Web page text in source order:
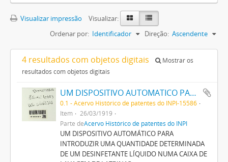
Visualizar impressão
Visualizar:
Ordenar por: Identificador Direção: Ascendente
4 resultados com objetos digitais
Mostrar os
resultados com objetos digitais
UM DISPOSITIVO AUTOMATICO PARA INTRODUZIR UMA QUANTIDADE DETERMINADA DE UM DESINFECTANTE LIQUIDO NUMA CAIXA DE LAVAGEM DE LATRINAS
0.1 - Acervo Histórico de patentes do INPI-15586
Item
26/03/1919
Parte deAcervo Histórico de patentes do INPI
UM DISPOSITIVO AUTOMÁTICO PARA
INTRODUZIR UMA QUANTIDADE DETERMINADA
DE UM DESINFETANTE LÍQUIDO NUMA CAIXA DE